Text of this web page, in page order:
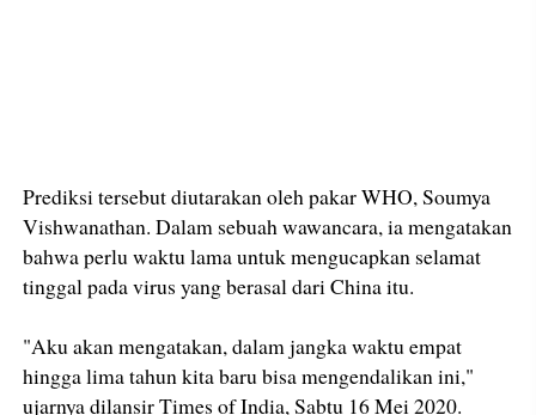
Prediksi tersebut diutarakan oleh pakar WHO, Soumya
Vishwanathan. Dalam sebuah wawancara, ia mengatakan
bahwa perlu waktu lama untuk mengucapkan selamat
tinggal pada virus yang berasal dari China itu.
"Aku akan mengatakan, dalam jangka waktu empat
hingga lima tahun kita baru bisa mengendalikan ini,"
ujarnya dilansir Times of India, Sabtu 16 Mei 2020.